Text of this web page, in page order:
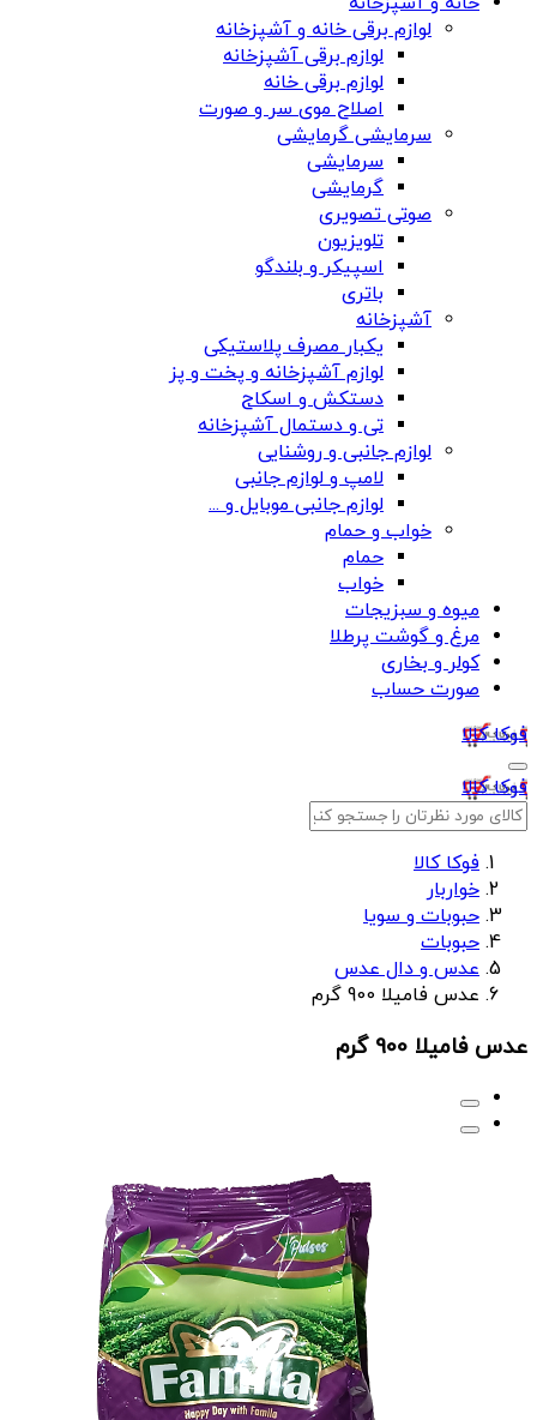
لوازم برقی خانه و آشپزخانه
لوازم برقی آشپزخانه
لوازم برقی خانه
اصلاح موی سر و صورت
سرمایشی گرمایشی
سرمایشی
گرمایشی
صوتی تصویری
تلویزیون
اسپیکر و بلندگو
باتری
آشپزخانه
یکبار مصرف پلاستیکی
لوازم آشپزخانه و پخت و پز
دستکش و اسکاج
تی و دستمال آشپزخانه
لوازم جانبی و روشنایی
لامپ و لوازم جانبی
لوازم جانبی موبایل و ...
خواب و حمام
حمام
خواب
میوه و سبزیجات
مرغ و گوشت پرطلا
کولر و بخاری
صورت حساب
فوکا کالا
فوکا کالا
فوکا کالا
خواربار
حبوبات و سویا
حبوبات
عدس و دال عدس
عدس فامیلا 900 گرم
عدس فامیلا 900 گرم